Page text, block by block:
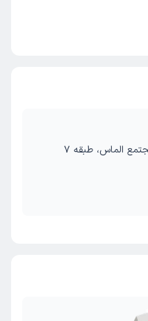
الماس، طبقه 7